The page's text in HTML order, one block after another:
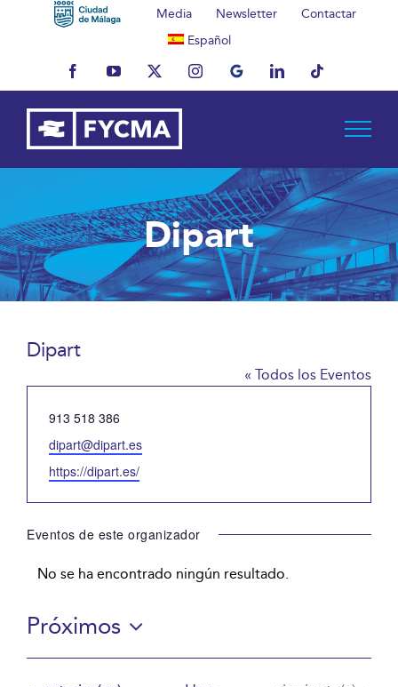
Media Newsletter
Contactar
Español
FacebookYouTubeX InstagramMyBusinessLinkedInTiktok
Dipart
Dipart
« Todos los Eventos
Teléfono
913 518 386
Email
dipart@dipart.es
Website
https://dipart.es/
Eventos de este organizador
Aviso
No se ha encontrado ningún resultado.
Próximos
Selecciona